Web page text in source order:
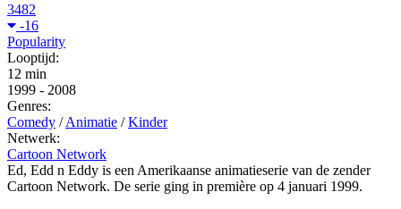
3482
-16
Popularity
Looptijd:
12 min
1999 - 2008
Genres:
Comedy / Animatie / Kinder
Netwerk:
Cartoon Network
Ed, Edd n Eddy is een Amerikaanse animatieserie van de zender
Cartoon Network. De serie ging in première op 4 januari 1999.